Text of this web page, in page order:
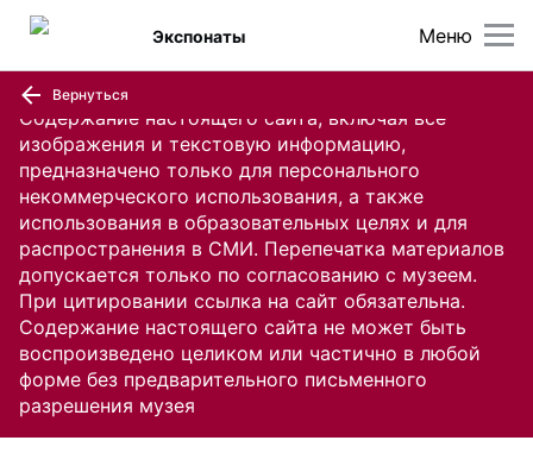
Содержание настоящего сайта, включая все
изображения и текстовую информацию,
предназначено только для персонального
некоммерческого использования, а также
использования в образовательных целях и для
распространения в СМИ. Перепечатка материалов
допускается только по согласованию с музеем.
При цитировании ссылка на сайт обязательна.
Содержание настоящего сайта не может быть
воспроизведено целиком или частично в любой
форме без предварительного письменного
разрешения музея
Меню
Экспонаты
Вернуться